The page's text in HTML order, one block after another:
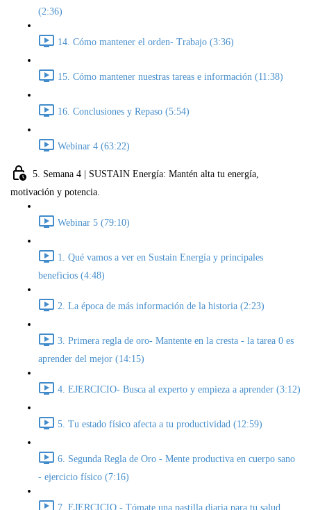
(2:36)
14. Cómo mantener el orden- Trabajo (3:36)
15. Cómo mantener nuestras tareas e información (11:38)
16. Conclusiones y Repaso (5:54)
Webinar 4 (63:22)
5. Semana 4 | SUSTAIN Energía: Mantén alta tu energía,
motivación y potencia.
Webinar 5 (79:10)
1. Qué vamos a ver en Sustain Energía y principales
beneficios (4:48)
2. La época de más información de la historia (2:23)
3. Primera regla de oro- Mantente en la cresta - la tarea 0 es
aprender del mejor (14:15)
4. EJERCICIO- Busca al experto y empieza a aprender (3:12)
5. Tu estado físico afecta a tu productividad (12:59)
6. Segunda Regla de Oro - Mente productiva en cuerpo sano
- ejercicio físico (7:16)
7. EJERCICIO - Tómate una pastilla diaria para tu salud